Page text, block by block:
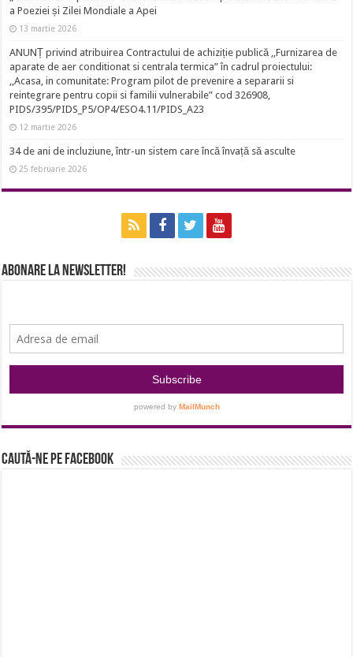
a Poeziei și Zilei Mondiale a Apei
13 martie 2026
ANUNȚ privind atribuirea Contractului de achiziție publică ,,Furnizarea de
aparate de aer conditionat si centrala termica” în cadrul proiectului:
,,Acasa, in comunitate: Program pilot de prevenire a separarii si
reintegrare pentru copii si familii vulnerabile” cod 326908,
PIDS/395/PIDS_P5/OP4/ESO4.11/PIDS_A23
12 martie 2026
34 de ani de incluziune, într-un sistem care încă învață să asculte
25 februarie 2026
Abonare la newsletter!
Caută-ne pe Facebook